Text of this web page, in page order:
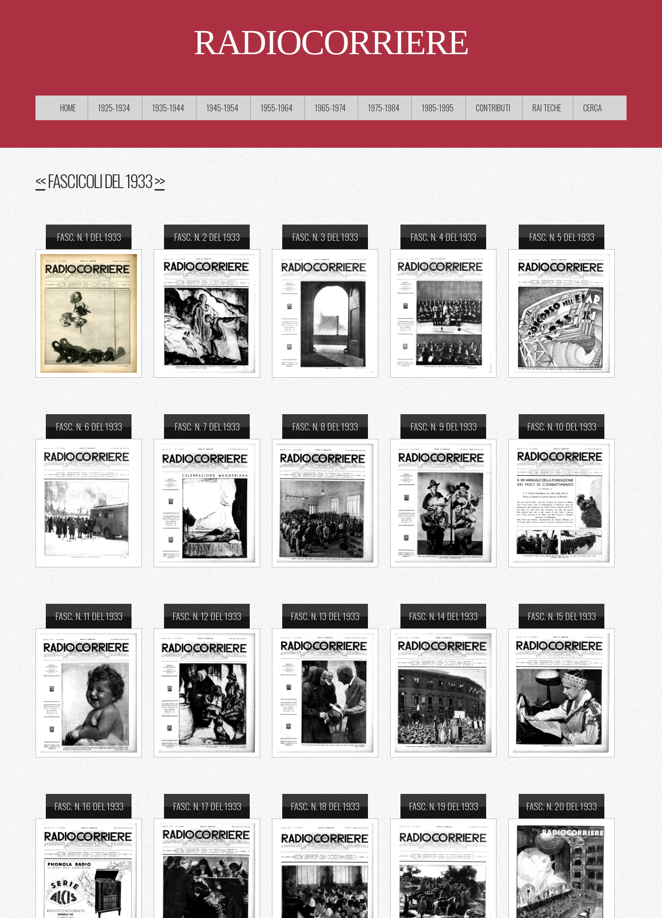
RADIOCORRIERE
HOME 1925-1934 1935-1944 1945-1954 1955-1964 1965-1974 1975-1984 1985-1995 CONTRIBUTI RAI TECHE CERCA
<<FASCICOLI DEL 1933>>
FASC. N. 1 DEL 1933 FASC. N. 2 DEL 1933 FASC. N. 3 DEL 1933 FASC. N. 4 DEL 1933 FASC. N. 5 DEL 1933
FASC. N. 6 DEL 1933 FASC. N. 7 DEL 1933 FASC. N. 8 DEL 1933 FASC. N. 9 DEL 1933 FASC. N. 10 DEL 1933
FASC. N. 11 DEL 1933 FASC. N. 12 DEL 1933 FASC. N. 13 DEL 1933 FASC. N. 14 DEL 1933 FASC. N. 15 DEL 1933
FASC. N. 16 DEL 1933 FASC. N. 17 DEL 1933 FASC. N. 18 DEL 1933 FASC. N. 19 DEL 1933 FASC. N. 20 DEL 1933